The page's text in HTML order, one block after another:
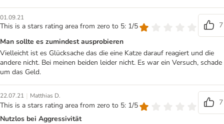
01.09.21
This is a stars rating area from zero to 5: 1/5
7
Man sollte es zumindest ausprobieren
Vielleicht ist es Glücksache das die eine Katze darauf reagiert und die
andere nicht. Bei meinen beiden leider nicht. Es war ein Versuch, schade
um das Geld.
22.07.21 | Matthias D.
This is a stars rating area from zero to 5: 1/5
7
Nutzlos bei Aggressivität